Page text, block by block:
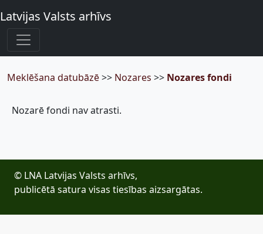
Latvijas Valsts arhīvs
Meklēšana datubāzē>> Nozares >> Nozares fondi
Nozarē fondi nav atrasti.
© LNA Latvijas Valsts arhīvs,
publicētā satura visas tiesības aizsargātas.